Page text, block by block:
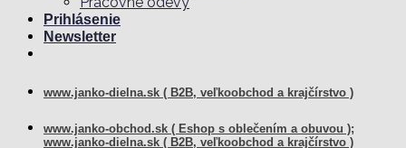
Prihlásenie
Newsletter
www.janko-dielna.sk ( B2B, veľkoobchod a krajčírstvo )
www.janko-obchod.sk ( Eshop s oblečením a obuvou );
www.janko-dielna.sk ( B2B, veľkoobchod a krajčírstvo )